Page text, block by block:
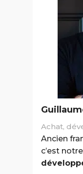
Achat,
Ancien
c’est